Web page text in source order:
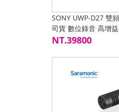
SONY UWP-D27 雙
司貨 數位錄音 高增
立頻道 IR同步 NFC
NT.39800